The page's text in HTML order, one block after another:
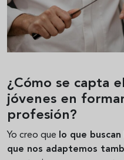
¿Cómo se capta
jóvenes en
profesión?
Yo creo que
lo que
que nos adaptemos